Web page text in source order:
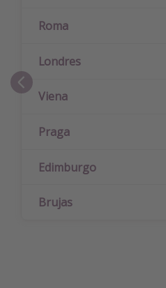
Roma
Londres
Viena
Praga
Edimburgo
Brujas